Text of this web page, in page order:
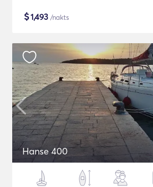
$1,493 /nakts
Hanse 400